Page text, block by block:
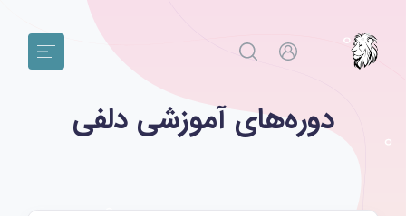
دوره‌های آموزشی دلفی